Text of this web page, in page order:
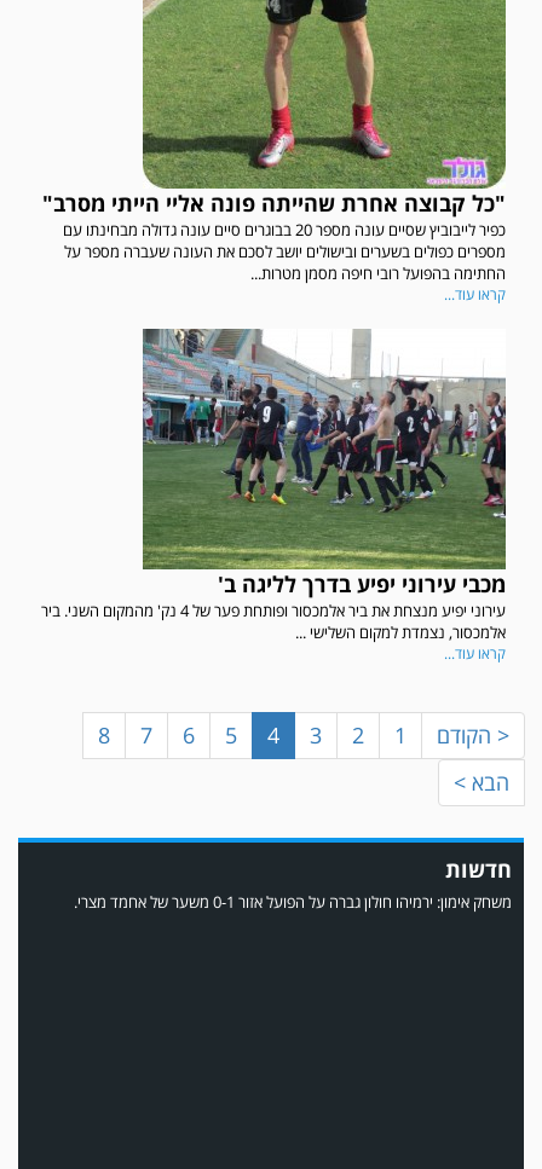
"כל קבוצה אחרת שהייתה פונה אליי הייתי מסרב"
כפיר לייבוביץ שסיים עונה מספר 20 בבוגרים סיים עונה גדולה מבחינתו עם
מספרים כפולים בשערים ובישולים יושב לסכם את העונה שעברה מספר על
החתימה בהפועל רובי חיפה מסמן מטרות...
קראו עוד...
מכבי עירוני יפיע בדרך לליגה ב'
עירוני יפיע מנצחת את ביר אלמכסור ופותחת פער של 4 נק' מהמקום השני. ביר
אלמכסור, נצמדת למקום השלישי ...
קראו עוד...
< הקודם 1
2
3
4
5
6
7
8
הבא >
חדשות
במשחק אימון שהתקיים הבוקר יום ה' ניצחה קרית מלאכי את עירוני אשדוד 5-0.
משחק אימון: ירמיהו חולון גברה על הפועל אזור 0-1 משער של אחמד מצרי.